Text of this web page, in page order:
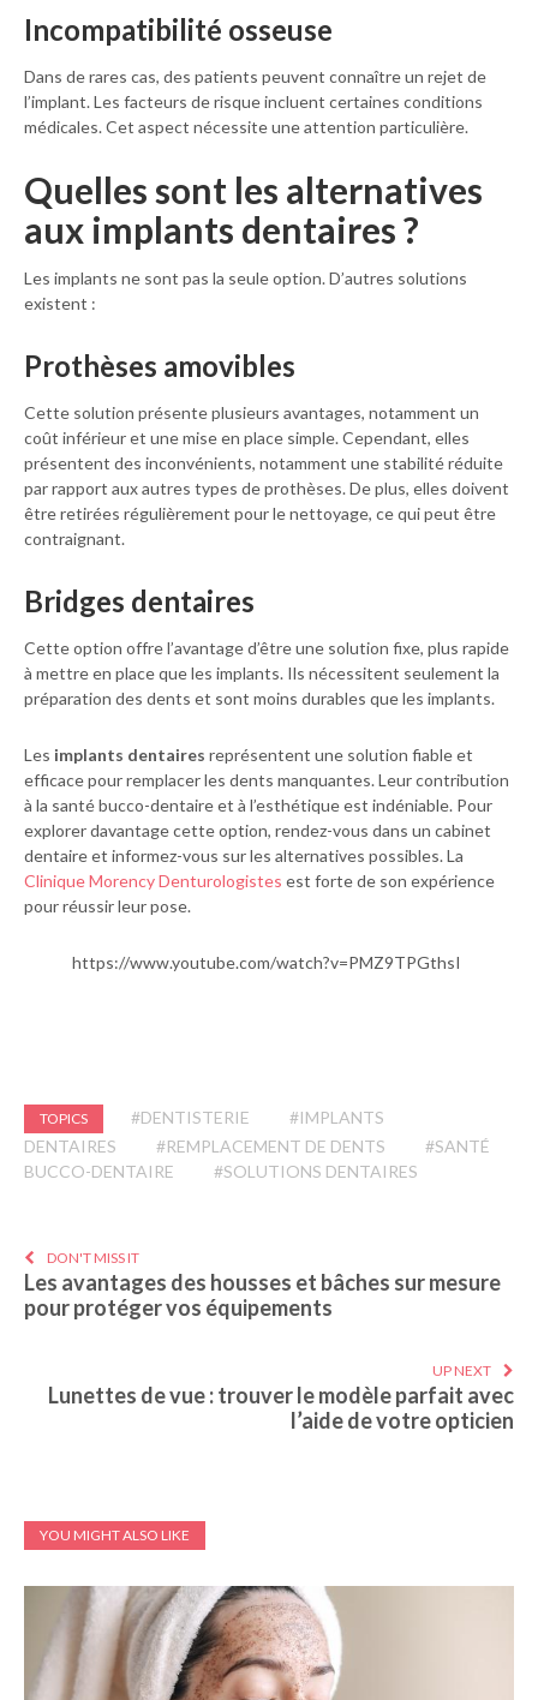
Incompatibilité osseuse
Dans de rares cas, des patients peuvent connaître un rejet de
l’implant. Les facteurs de risque incluent certaines conditions
médicales. Cet aspect nécessite une attention particulière.
Quelles sont les alternatives
aux implants dentaires ?
Les implants ne sont pas la seule option. D’autres solutions
existent :
Prothèses amovibles
Cette solution présente plusieurs avantages, notamment un
coût inférieur et une mise en place simple. Cependant, elles
présentent des inconvénients, notamment une stabilité réduite
par rapport aux autres types de prothèses. De plus, elles doivent
être retirées régulièrement pour le nettoyage, ce qui peut être
contraignant.
Bridges dentaires
Cette option offre l’avantage d’être une solution fixe, plus rapide
à mettre en place que les implants. Ils nécessitent seulement la
préparation des dents et sont moins durables que les implants.
Les implants dentaires représentent une solution fiable et
efficace pour remplacer les dents manquantes. Leur contribution
à la santé bucco-dentaire et à l’esthétique est indéniable. Pour
explorer davantage cette option, rendez-vous dans un cabinet
dentaire et informez-vous sur les alternatives possibles. La
Clinique Morency Denturologistes est forte de son expérience
pour réussir leur pose.
https://www.youtube.com/watch?v=PMZ9TPGthsI
TOPICS #DENTISTERIE
#IMPLANTS
DENTAIRES
#REMPLACEMENT DE DENTS
#SANTÉ
BUCCO-DENTAIRE
#SOLUTIONS DENTAIRES
DON'T MISS IT
Les avantages des housses et bâches sur mesure
pour protéger vos équipements
UP NEXT
Lunettes de vue : trouver le modèle parfait avec
l’aide de votre opticien
YOU MIGHT ALSO LIKE